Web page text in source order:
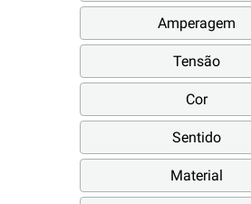
Amperagem
Tensão
Cor
Sentido
Material